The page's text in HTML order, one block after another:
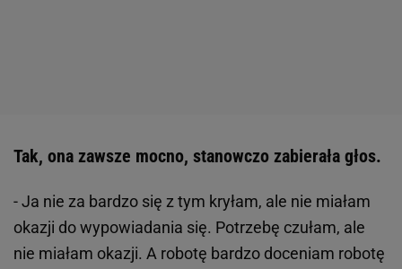
Tak, ona zawsze mocno, stanowczo zabierała głos.
- Ja nie za bardzo się z tym kryłam, ale nie miałam
okazji do wypowiadania się. Potrzebę czułam, ale
nie miałam okazji. A robotę bardzo doceniam robotę